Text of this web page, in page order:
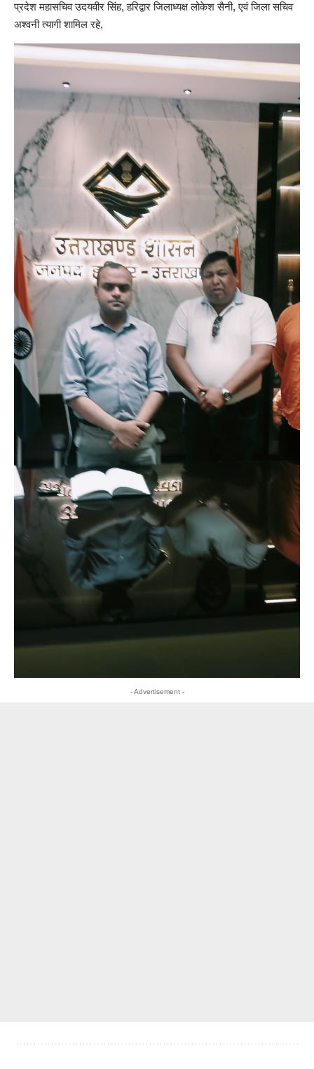
प्रदेश महासचिव उदयवीर सिंह, हरिद्वार जिलाध्यक्ष लोकेश सैनी, एवं जिला सचिव
अश्वनी त्यागी शामिल रहे,
- Advertisement -